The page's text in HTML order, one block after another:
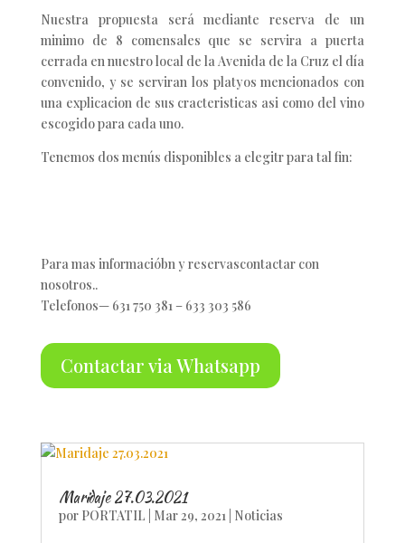
Nuestra propuesta será mediante reserva de un
minimo de 8 comensales que se servira a puerta
cerrada en nuestro local de la Avenida de la Cruz el día
convenido, y se serviran los platyos mencionados con
una explicacion de sus cracteristicas asi como del vino
escogido para cada uno.
Tenemos dos menús disponibles a elegitr para tal fin:
Para mas informacióbn y reservascontactar con
nosotros..
Telefonos— 631 750 381 – 633 303 586
Contactar via Whatsapp
Maridaje 27.03.2021
por PORTATIL Mar 29, 2021| Noticias